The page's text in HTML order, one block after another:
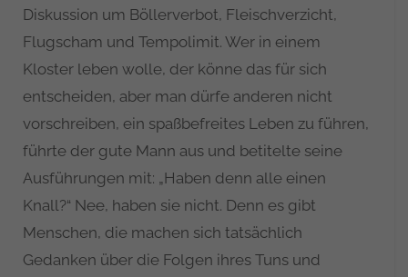
Diskussion um Böllerverbot, Fleischverzicht,
Flugscham und Tempolimit. Wer in einem
Kloster leben wolle, der könne das für sich
entscheiden, aber man dürfe anderen nicht
vorschreiben, ein spaßbefreites Leben zu führen,
führte der gute Mann aus und betitelte seine
Ausführungen mit: „Haben denn alle einen
Knall?“ Nee, haben sie nicht. Denn es gibt
Menschen, die machen sich tatsächlich
Gedanken über die Folgen ihres Tuns und